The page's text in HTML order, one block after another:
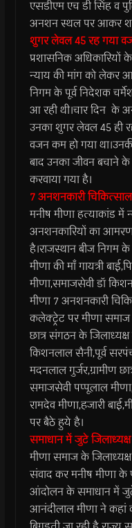
एसडीएम एच डी सिंह व
अनशन स्थल पर आकर
शुगर लेवल 45 रह गया
प्रशासनिक अधिकारियों
न्याय की मांग को लेकर
निगम के पूर्व निदेशक
आ रही थी।चार दिन के
उनका शुगर लेवल 45 ही
वजन कम हो गया
बाद उनका जीवन बचाने
करवाया गया है।
7 अनशनकारी
मनीष मीणा हत्याकांड में
अनशनकारियों का आमरण
है।राजस्थान बीज निगम के
मीणा की माँ गायत्री
मीणा,समाजसेवी डॉ
मीणा 7 अनशनकारी
कलेक्ट्रेट पर मीणा
छात्र संगठन के
किशनलाल सैनी,पूर्व
मदनलाल गुर्जर,ग्रामीण
समाजसेवी पप्पूलाल
रामदेव मीणा,हजारी
पर बैठे हुये है।
समाधान में जुटे जिलाध्यक्ष
मीणा समाज के जिलाध्यक्ष
संवाद कर मनीष मीणा के
आंदोलन के समाधान में
आनंदीलाल मीणा ने कहां